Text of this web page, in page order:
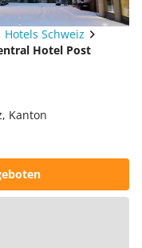
Hotels Schweiz
Hotel Post
Kanton